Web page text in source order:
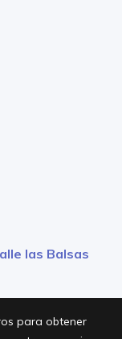
las Balsas
para obtener